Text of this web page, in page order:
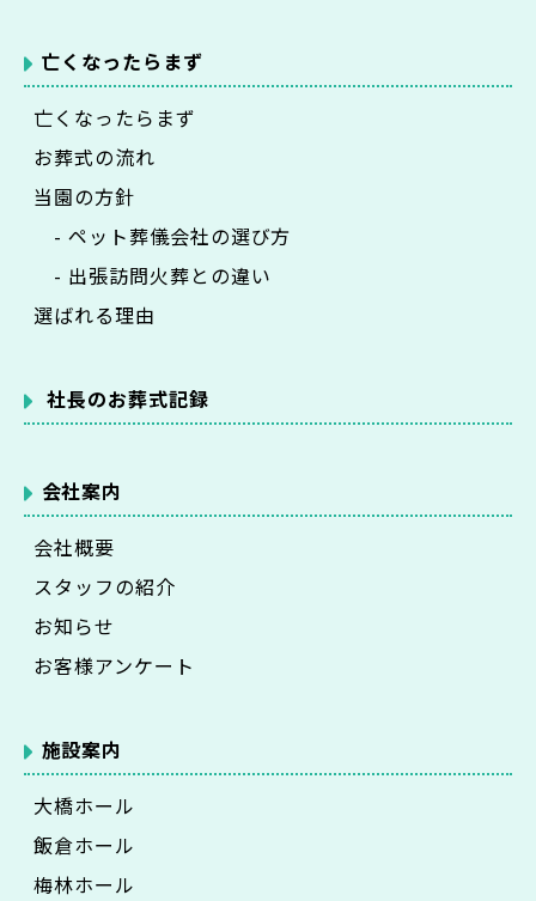
亡くなったらまず
亡くなったらまず
お葬式の流れ
当園の方針
- ペット葬儀会社の選び方
- 出張訪問火葬との違い
選ばれる理由
社長のお葬式記録
会社案内
会社概要
スタッフの紹介
お知らせ
お客様アンケート
施設案内
大橋ホール
飯倉ホール
梅林ホール